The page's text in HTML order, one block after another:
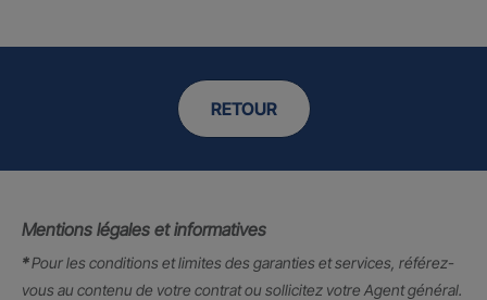
RETOUR
Mentions légales et informatives
*Pour les conditions et limites des garanties et services, référez-
vous au contenu de votre contrat ou sollicitez votre Agent général.